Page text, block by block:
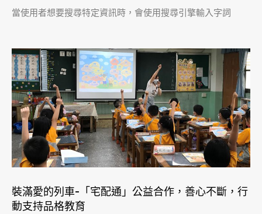
當使用者想要搜尋特定資訊時，會使用搜尋引擎輸入字詞
裝滿愛的列車-「宅配通」公益合作，善心不斷，行
動支持品格教育